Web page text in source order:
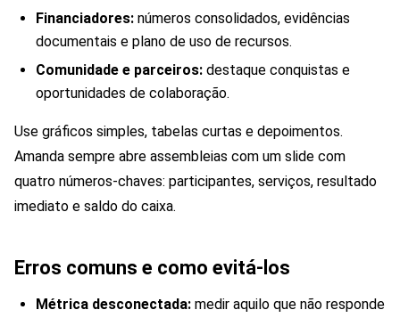
Financiadores: números consolidados, evidências
documentais e plano de uso de recursos.
Comunidade e parceiros: destaque conquistas e
oportunidades de colaboração.
Use gráficos simples, tabelas curtas e depoimentos.
Amanda sempre abre assembleias com um slide com
quatro números-chaves: participantes, serviços, resultado
imediato e saldo do caixa.
Erros comuns e como evitá-los
Métrica desconectada: medir aquilo que não responde